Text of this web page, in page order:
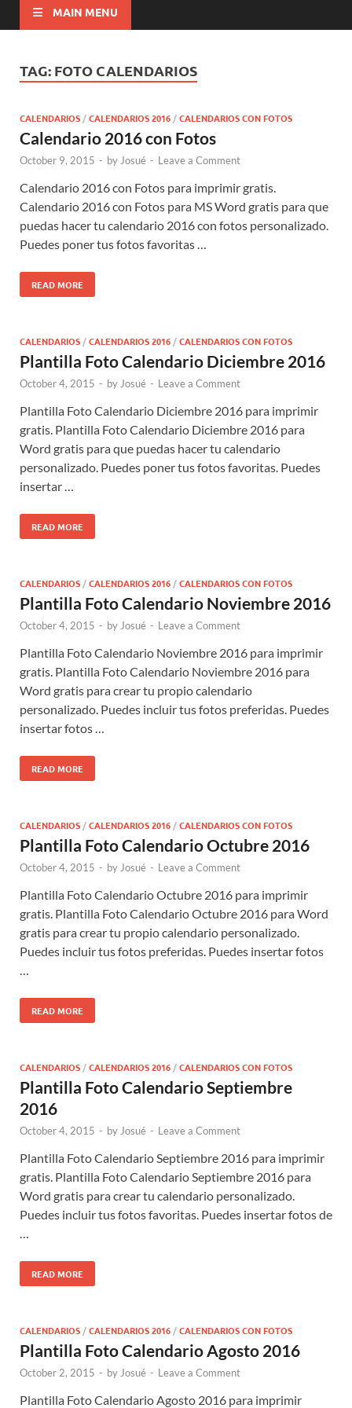
MAIN MENU
TAG: FOTO CALENDARIOS
CALENDARIOS /CALENDARIOS 2016 /CALENDARIOS CON FOTOS
Calendario 2016 con Fotos
October 9, 2015 - by Josué - Leave a Comment
Calendario 2016 con Fotos para imprimir gratis.
Calendario 2016 con Fotos para MS Word gratis para que
puedas hacer tu calendario 2016 con fotos personalizado.
Puedes poner tus fotos favoritas …
READ MORE
CALENDARIOS /CALENDARIOS 2016 /CALENDARIOS CON FOTOS
Plantilla Foto Calendario Diciembre 2016
October 4, 2015 - by Josué - Leave a Comment
Plantilla Foto Calendario Diciembre 2016 para imprimir
gratis. Plantilla Foto Calendario Diciembre 2016 para
Word gratis para que puedas hacer tu calendario
personalizado. Puedes poner tus fotos favoritas. Puedes
insertar …
READ MORE
CALENDARIOS /CALENDARIOS 2016 /CALENDARIOS CON FOTOS
Plantilla Foto Calendario Noviembre 2016
October 4, 2015 - by Josué - Leave a Comment
Plantilla Foto Calendario Noviembre 2016 para imprimir
gratis. Plantilla Foto Calendario Noviembre 2016 para
Word gratis para crear tu propio calendario
personalizado. Puedes incluir tus fotos preferidas. Puedes
insertar fotos …
READ MORE
CALENDARIOS /CALENDARIOS 2016 /CALENDARIOS CON FOTOS
Plantilla Foto Calendario Octubre 2016
October 4, 2015 - by Josué - Leave a Comment
Plantilla Foto Calendario Octubre 2016 para imprimir
gratis. Plantilla Foto Calendario Octubre 2016 para Word
gratis para crear tu propio calendario personalizado.
Puedes incluir tus fotos preferidas. Puedes insertar fotos
READ MORE
CALENDARIOS /CALENDARIOS 2016 /CALENDARIOS CON FOTOS
Plantilla Foto Calendario Septiembre
2016
October 4, 2015 - by Josué - Leave a Comment
Plantilla Foto Calendario Septiembre 2016 para imprimir
gratis. Plantilla Foto Calendario Septiembre 2016 para
Word gratis para crear tu calendario personalizado.
Puedes incluir tus fotos favoritas. Puedes insertar fotos de
READ MORE
CALENDARIOS /CALENDARIOS 2016 /CALENDARIOS CON FOTOS
Plantilla Foto Calendario Agosto 2016
October 2, 2015 - by Josué - Leave a Comment
Plantilla Foto Calendario Agosto 2016 para imprimir